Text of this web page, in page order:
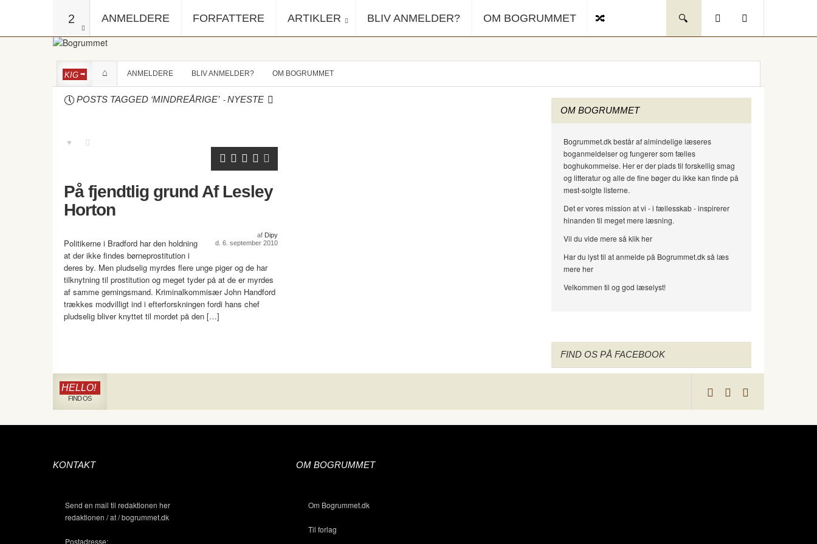
2 ANMELDERE FORFATTERE ARTIKLER BLIV ANMELDER? OM BOGRUMMET
KIG ANMELDERE BLIV ANMELDER? OM BOGRUMMET
POSTS TAGGED ‘MINDREÅRIGE’ -NYESTE
På fjendtlig grund Af Lesley
Horton
af Dipy
d. 6. september 2010
Politikerne i Bradford har den holdning
at der ikke findes børneprostitution i
deres by. Men pludselig myrdes flere unge piger og de har
tilknytning til prostitution og meget tyder på at de er myrdes
af samme gerningsmand. Kriminalkommisær John Handford
trækkes modvilligt ind i efterforskningen fordi hans chef
pludselig bliver knyttet til mordet på den […]
OM BOGRUMMET
Bogrummet.dk består af almindelige læseres
boganmeldelser og fungerer som fælles
boghukommelse. Her er der plads til forskellig smag
og litteratur og alle de fine bøger du ikke kan finde på
mest-solgte listerne.
Det er vores mission at vi - i fællesskab - inspirerer
hinanden til meget mere læsning.
Vil du vide mere så klik her
Har du lyst til at anmelde på Bogrummet.dk så læs
mere her
Velkommen til og god læselyst!
FIND OS PÅ FACEBOOK
HELLO!
FIND OS
KONTAKT
Send en mail til redaktionen her
redaktionen / at / bogrummet.dk
Postadresse:
OM BOGRUMMET
Om Bogrummet.dk
Til forlag